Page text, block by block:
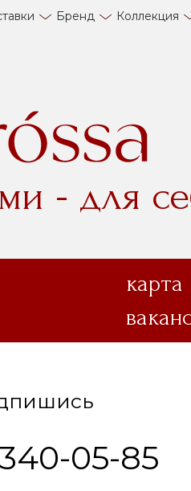
Бренд Коллекция
- для
карта
05-85